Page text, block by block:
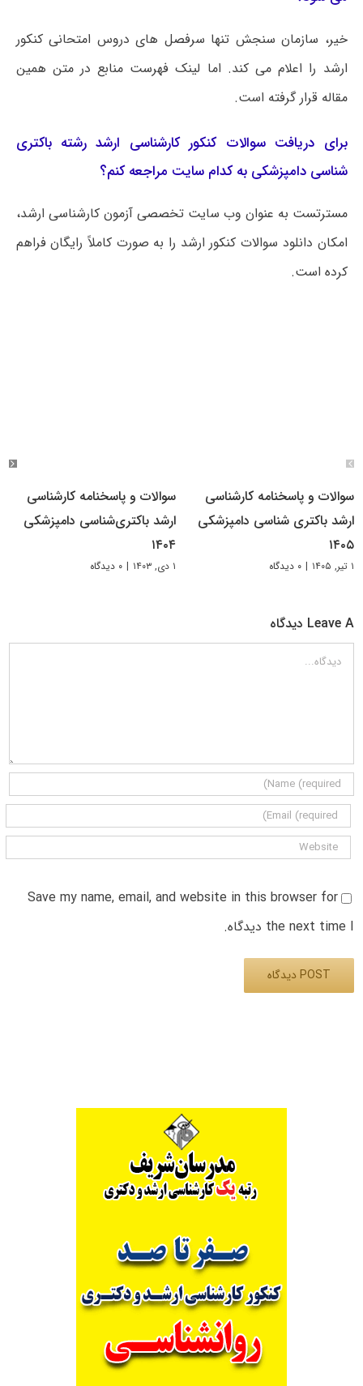
خیر، سازمان سنجش تنها سرفصل های دروس امتحانی کنکور
ارشد را اعلام می کند. اما لینک فهرست منابع در متن همین
مقاله قرار گرفته است.
برای دریافت سوالات کنکور کارشناسی ارشد رشته باکتری
شناسی دامپزشکی به کدام سایت مراجعه کنم؟
مسترتست به عنوان وب سایت تخصصی آزمون کارشناسی ارشد،
امکان دانلود سوالات کنکور ارشد را به صورت کاملاً رایگان فراهم
کرده است.
سوالات و پاسخنامه کارشناسی
ارشد باکتری شناسی دامپزشکی
۱۴۰۵
۱ تیر, ۱۴۰۵ | ۰ دیدگاه
سوالات و پاسخنامه کارشناسی
ارشد باکتری‌شناسی دامپزشکی
۱۴۰۴
۱ دی, ۱۴۰۳ | ۰ دیدگاه
Leave A دیدگاه
دیدگاه
Save my name, email, and website in this browser for
the next time I دیدگاه.